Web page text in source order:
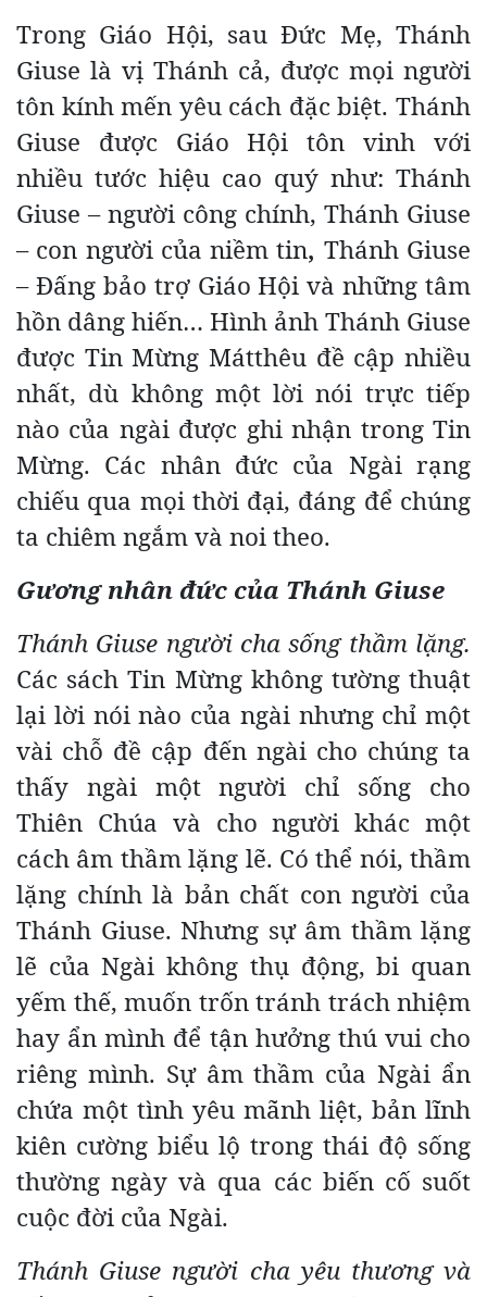
Trong Giáo Hội, sau Đức Mẹ, Thánh
Giuse là vị Thánh cả, được mọi người
tôn kính mến yêu cách đặc biệt. Thánh
Giuse được Giáo Hội tôn vinh với
nhiều tước hiệu cao quý như: Thánh
Giuse – người công chính, Thánh Giuse
– con người của niềm tin, Thánh Giuse
– Đấng bảo trợ Giáo Hội và những tâm
hồn dâng hiến… Hình ảnh Thánh Giuse
được Tin Mừng Mátthêu đề cập nhiều
nhất, dù không một lời nói trực tiếp
nào của ngài được ghi nhận trong Tin
Mừng. Các nhân đức của Ngài rạng
chiếu qua mọi thời đại, đáng để chúng
ta chiêm ngắm và noi theo.
Gương nhân đức của Thánh Giuse
Thánh Giuse người cha sống thầm lặng.
Các sách Tin Mừng không tường thuật
lại lời nói nào của ngài nhưng chỉ một
vài chỗ đề cập đến ngài cho chúng ta
thấy ngài một người chỉ sống cho
Thiên Chúa và cho người khác một
cách âm thầm lặng lẽ. Có thể nói, thầm
lặng chính là bản chất con người của
Thánh Giuse. Nhưng sự âm thầm lặng
lẽ của Ngài không thụ động, bi quan
yếm thế, muốn trốn tránh trách nhiệm
hay ẩn mình để tận hưởng thú vui cho
riêng mình. Sự âm thầm của Ngài ẩn
chứa một tình yêu mãnh liệt, bản lĩnh
kiên cường biểu lộ trong thái độ sống
thường ngày và qua các biến cố suốt
cuộc đời của Ngài.
Thánh Giuse người cha yêu thương và